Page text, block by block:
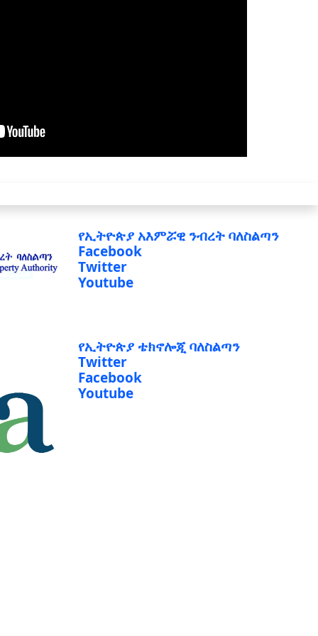
የኢትዮጵያ አእምሯዊ ንብረት ባለስልጣን
Facebook
Twitter
Youtube
የኢትዮጵያ ቴክኖሎጂ ባለስልጣን
Twitter
Facebook
Youtube